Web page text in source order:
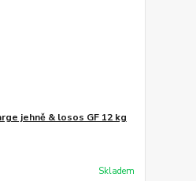
jehně & losos GF 12 kg
Skladem